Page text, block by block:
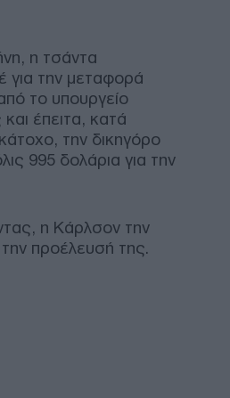
η τσάντα
για την μεταφορά
το υπουργείο
έπειτα, κατά
την δικηγόρο
995 δολάρια για την
η Κάρλσον την
προέλευσή της.